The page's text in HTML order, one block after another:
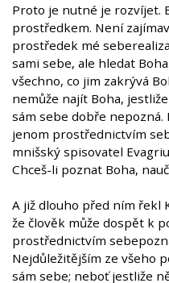
Proto je nutné je rozvíjet.
prostředkem. Není
prostředek mé
sami sebe, ale hledat
všechno, co jim zakrývá
nemůže najít Boha,
sám sebe dobře nepozná.
jenom prostřednictvím
mnišský spisovatel
Chceš-li poznat Boha,
A již dlouho před ním řekl
že člověk může dospět k
prostřednictvím
Nejdůležitějším ze všeho
sám sebe; neboť jestliže